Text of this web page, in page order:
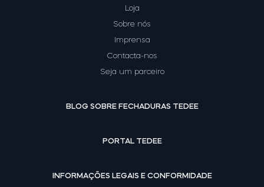
Loja
Sobre nós
Imprensa
Contacta-nos
Seja um parceiro
BLOG SOBRE FECHADURAS TEDEE
PORTAL TEDEE
INFORMAÇÕES LEGAIS E CONFORMIDADE